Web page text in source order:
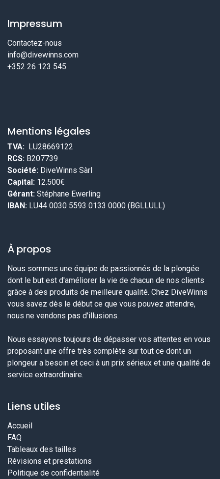
Impressum
Contactez-nous
info@divewinns.com
+352 26 123 545
Mentions légales
TVA: LU28669122
RCS: B207739
Société: DiveWinns Sàrl
Capital: 12.500€
Gérant: Stéphane Ewerling
IBAN: LU44 0030 5593 0133 0000 (BGLLULL)
À propos
Nous sommes une équipe de passionnés de la plongée
dont le but est d'améliorer la vie de chacun de nos clients
grâce à des produits de meilleure qualité. Chez DiveWinns
vous savez dès le début ce que vous pouvez attendre,
nous ne vendons pas d'illusions.
Nous essayons toujours de dépasser vos attentes en vous
proposant une offre très complète sur tout ce dont un
plongeur a besoin et ceci à un prix sérieux et une qualité de
service extraordinaire.
Liens utiles
Accueil
FAQ
Tableaux des tailles
Révisions et prestations
Politique de confidentialité